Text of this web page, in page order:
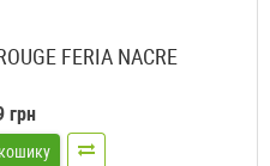
FERIA NACRE
грн